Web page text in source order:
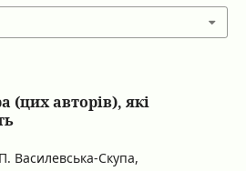
(цих авторів), які
Василевська-Скупа,